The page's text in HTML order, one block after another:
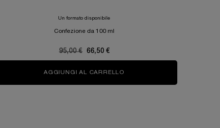
Un formato disponibile
Confezione da 100 ml
Old price
95,00 € New price
66,50 €
AGGIUNGI AL CARRELLO